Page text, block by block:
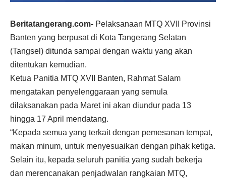
Beritatangerang.com- Pelaksanaan MTQ XVII Provinsi
Banten yang berpusat di Kota Tangerang Selatan
(Tangsel) ditunda sampai dengan waktu yang akan
ditentukan kemudian.
Ketua Panitia MTQ XVII Banten, Rahmat Salam
mengatakan penyelenggaraan yang semula
dilaksanakan pada Maret ini akan diundur pada 13
hingga 17 April mendatang.
“Kepada semua yang terkait dengan pemesanan tempat,
makan minum, untuk menyesuaikan dengan pihak ketiga.
Selain itu, kepada seluruh panitia yang sudah bekerja
dan merencanakan penjadwalan rangkaian MTQ,